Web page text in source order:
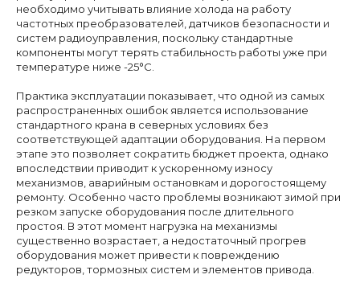
необходимо учитывать влияние холода на работу
частотных преобразователей, датчиков безопасности и
систем радиоуправления, поскольку стандартные
компоненты могут терять стабильность работы уже при
температуре ниже -25°C.
Практика эксплуатации показывает, что одной из самых
распространенных ошибок является использование
стандартного крана в северных условиях без
соответствующей адаптации оборудования. На первом
этапе это позволяет сократить бюджет проекта, однако
впоследствии приводит к ускоренному износу
механизмов, аварийным остановкам и дорогостоящему
ремонту. Особенно часто проблемы возникают зимой при
резком запуске оборудования после длительного
простоя. В этот момент нагрузка на механизмы
существенно возрастает, а недостаточный прогрев
оборудования может привести к повреждению
редукторов, тормозных систем и элементов привода.
Оставьте заявку на расчет консольного
крана
Подберём кран
под вашу задачу